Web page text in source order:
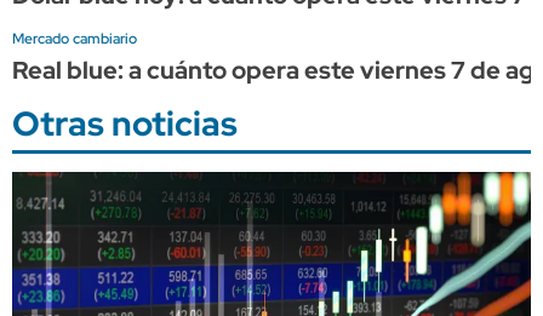
Mercado cambiario
Real blue: a cuánto opera este viernes 7 de
Otras noticias